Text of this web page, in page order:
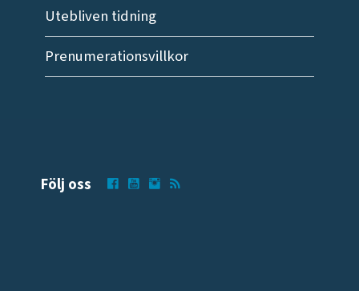
Utebliven tidning
Prenumerationsvillkor
Följ oss